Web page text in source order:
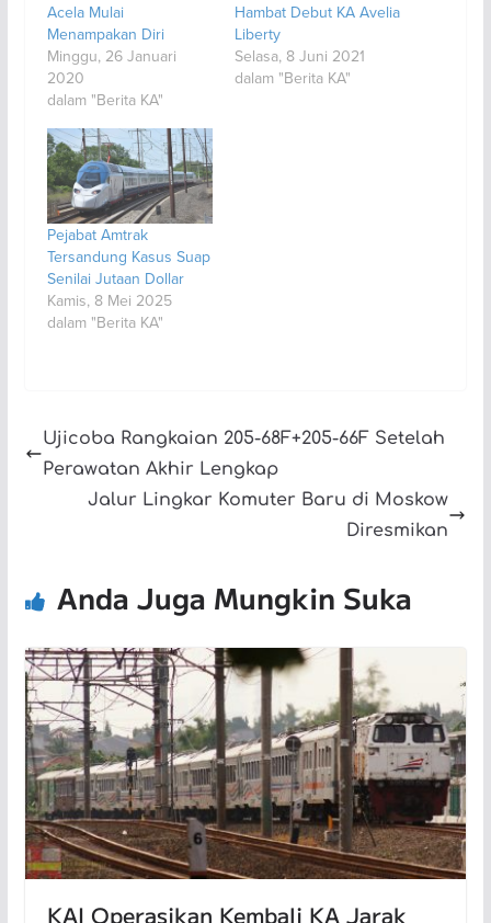
Acela Mulai
Menampakan Diri
Minggu, 26 Januari
2020
dalam "Berita KA"
Hambat Debut KA Avelia
Liberty
Selasa, 8 Juni 2021
dalam "Berita KA"
Pejabat Amtrak
Tersandung Kasus Suap
Senilai Jutaan Dollar
Kamis, 8 Mei 2025
dalam "Berita KA"
Ujicoba Rangkaian 205-68F+205-66F Setelah
Perawatan Akhir Lengkap
Jalur Lingkar Komuter Baru di Moskow
Diresmikan
Anda Juga Mungkin Suka
KAI Operasikan Kembali KA Jarak